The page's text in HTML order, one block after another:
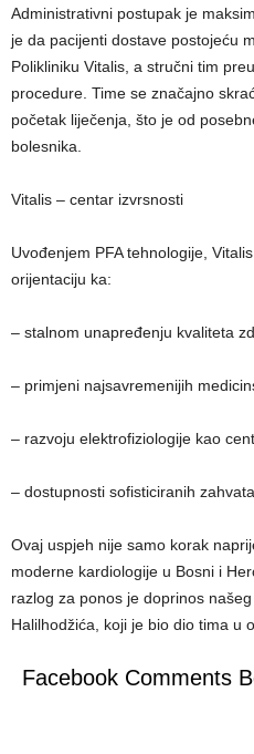
Administrativni postupak je
je da pacijenti dostave postojeću
Polikliniku Vitalis, a stručni tim
procedure. Time se značajno
početak liječenja, što je od
bolesnika.
Vitalis – centar izvrsnosti
Uvođenjem PFA tehnologije,
orijentaciju ka:
– stalnom unapređenju kvaliteta
– primjeni najsavremenijih
– razvoju elektrofiziologije kao
– dostupnosti sofisticiranih
Ovaj uspjeh nije samo korak
moderne kardiologije u Bosni i
razlog za ponos je doprinos
Halilhodžića, koji je bio dio tima u
Facebook Comments